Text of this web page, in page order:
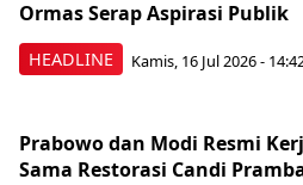
HEADLINE
Ormas Serap Aspirasi Publik
Kamis, 16 Jul 2026 -
Prabowo dan Modi Resmi
Sama Restorasi Candi